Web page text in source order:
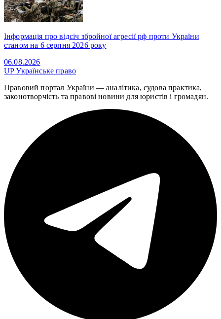
Інформація про відсіч збройної агресії рф проти України
станом на 6 серпня 2026 року
06.08.2026
UPУкраїнське право
Правовий портал України — аналітика, судова практика,
законотворчість та правові новини для юристів і громадян.